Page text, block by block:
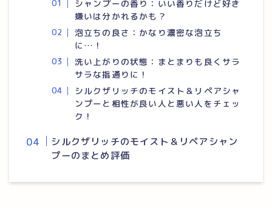
シャンプーの香り：いい香りだけど好き
嫌いは分かれるかも？
泡立ちの良さ：かなり濃密な泡立ち
に…！
洗い上がりの状態：まとまりも良くサラ
サラな指通りに！
シルクザリッチのモイスト＆リペアシャ
ンプーと相性が良い人と悪い人をチェッ
ク！
シルクザリッチのモイスト＆リペアシャン
プーのまとめ評価